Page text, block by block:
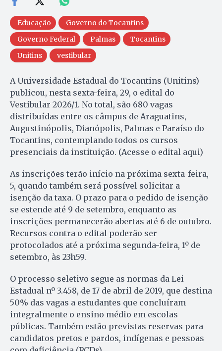
Educação
Governo do Tocantins
Governo Federal
Palmas
Tocantins
Unitins
vestibular
A Universidade Estadual do Tocantins (Unitins)
publicou, nesta sexta-feira, 29, o edital do
Vestibular 2026/1. No total, são 680 vagas
distribuídas entre os câmpus de Araguatins,
Augustinópolis, Dianópolis, Palmas e Paraíso do
Tocantins, contemplando todos os cursos
presenciais da instituição. (Acesse o edital aqui)
As inscrições terão início na próxima sexta-feira,
5, quando também será possível solicitar a
isenção da taxa. O prazo para o pedido de isenção
se estende até 9 de setembro, enquanto as
inscrições permanecerão abertas até 6 de outubro.
Recursos contra o edital poderão ser
protocolados até a próxima segunda-feira, 1º de
setembro, às 23h59.
O processo seletivo segue as normas da Lei
Estadual nº 3.458, de 17 de abril de 2019, que destina
50% das vagas a estudantes que concluíram
integralmente o ensino médio em escolas
públicas. Também estão previstas reservas para
candidatos pretos e pardos, indígenas e pessoas